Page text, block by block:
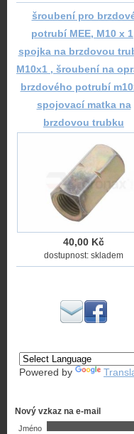
šroubení pro
potrubí MEE, M10 x
spojka na brzdovou
M10x1 , šroubení na
brzdového potrubí
spojovací matka na
brzdovou trubku
40,00 Kč
dostupnost: skladem
Powered by
Nový vzkaz na e-mail
Jméno